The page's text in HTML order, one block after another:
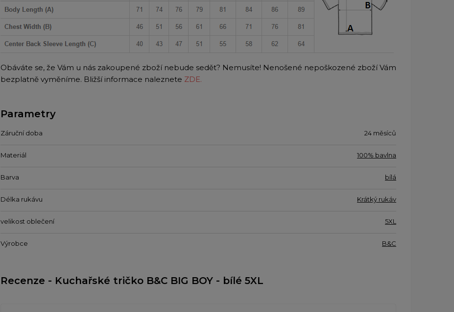
Obáváte se, že Vám u nás zakoupené zboží nebude sedět? Nemusíte! Nenošené nepoškozené zboží Vám
bezplatně vyměníme. Bližší informace naleznete ZDE.
Parametry
Záruční doba 24 měsíců
Materiál 100% bavlna
Barva bílá
Délka rukávu Krátký rukáv
velikost oblečení 5XL
Výrobce B&C
Recenze - Kuchařské tričko B&C BIG BOY - bílé 5XL